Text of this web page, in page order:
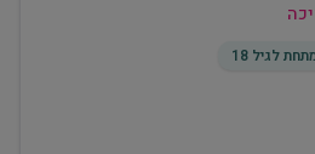
לגיל 18